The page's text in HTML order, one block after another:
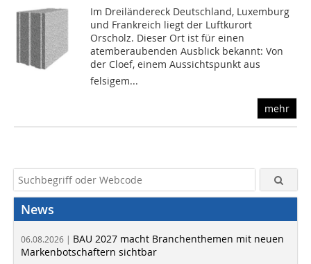
Im Dreiländereck Deutschland, Luxemburg
und Frankreich liegt der Luftkurort
Orscholz. Dieser Ort ist für einen
atemberaubenden Ausblick bekannt: Von
der Cloef, einem Aussichtspunkt aus
felsigem...
mehr
News
06.08.2026 | BAU 2027 macht Branchenthemen mit neuen
Markenbotschaftern sichtbar